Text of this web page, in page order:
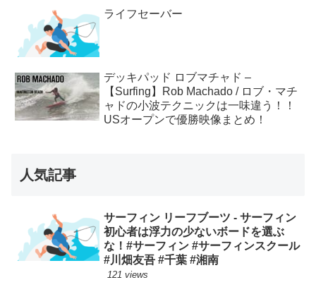
ライフセーバー
デッキパッド ロブマチャド –
【Surfing】Rob Machado / ロブ・マチ
ャドの小波テクニックは一味違う！！
USオープンで優勝映像まとめ！
人気記事
サーフィン リーフブーツ - サーフィン
初心者は浮力の少ないボードを選ぶ
な！#サーフィン #サーフィンスクール
#川畑友吾 #千葉 #湘南
121 views